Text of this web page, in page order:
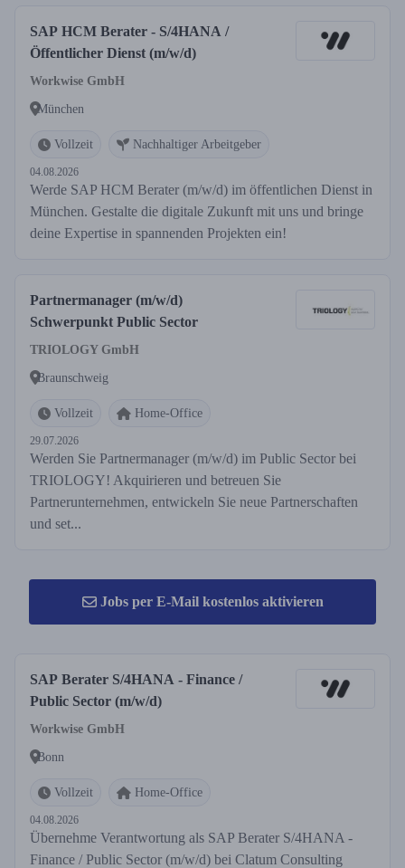
SAP HCM Berater - S/4HANA /
Öffentlicher Dienst (m/w/d)
Workwise GmbH
München
Vollzeit Nachhaltiger Arbeitgeber
04.08.2026
Werde SAP HCM Berater (m/w/d) im öffentlichen Dienst in
München. Gestalte die digitale Zukunft mit uns und bringe
deine Expertise in spannenden Projekten ein!
Partnermanager (m/w/d)
Schwerpunkt Public Sector
TRIOLOGY GmbH
Braunschweig
Vollzeit Home-Office
29.07.2026
Werden Sie Partnermanager (m/w/d) im Public Sector bei
TRIOLOGY! Akquirieren und betreuen Sie
Partnerunternehmen, entwickeln Sie neue Partnerschaften
und set...
Jobs per E-Mail kostenlos aktivieren
SAP Berater S/4HANA - Finance /
Public Sector (m/w/d)
Workwise GmbH
Bonn
Vollzeit Home-Office
04.08.2026
Übernehme Verantwortung als SAP Berater S/4HANA -
Finance / Public Sector (m/w/d) bei Clatum Consulting